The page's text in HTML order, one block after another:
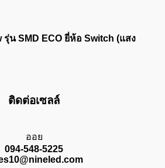
รุ่น SMD ECO ยี่ห้อ Switch (แสง
ติดต่อเซลล์
ออย
094-548-5225